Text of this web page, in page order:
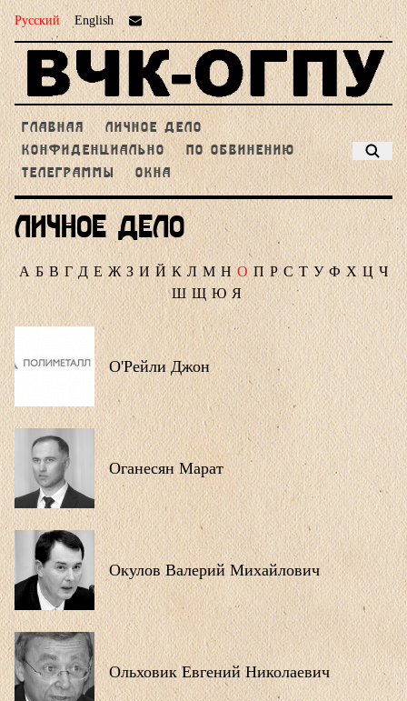
Русский English
ГЛАВНАЯ
ЛИЧНОЕ ДЕЛО
КОНФИДЕНЦИАЛЬНО
ПО ОБВИНЕНИЮ
ТЕЛЕГРАММЫ
ОКНА
Личное дело
А Б В Г Д Е Ж З И Й К Л М Н О П Р С Т У Ф Х Ц Ч
Ш Щ Ю Я
О'Рейли Джон
Оганесян Марат
Окулов Валерий Михайлович
Ольховик Евгений Николаевич